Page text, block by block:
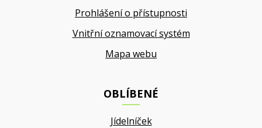
Prohlášení o přístupnosti
Vnitřní oznamovací systém
Mapa webu
OBLÍBENÉ
Jídelníček